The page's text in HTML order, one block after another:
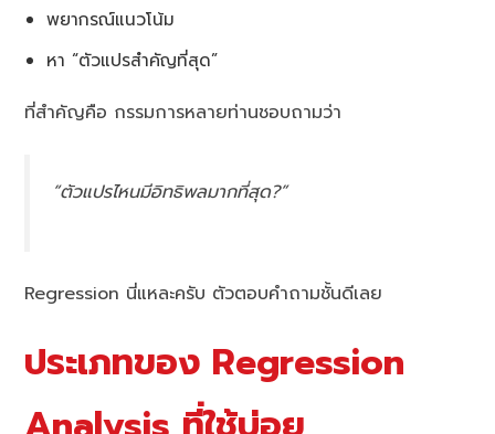
พยากรณ์แนวโน้ม
หา “ตัวแปรสำคัญที่สุด”
ที่สำคัญคือ กรรมการหลายท่านชอบถามว่า
“ตัวแปรไหนมีอิทธิพลมากที่สุด?”
Regression นี่แหละครับ ตัวตอบคำถามชั้นดีเลย
ประเภทของ Regression